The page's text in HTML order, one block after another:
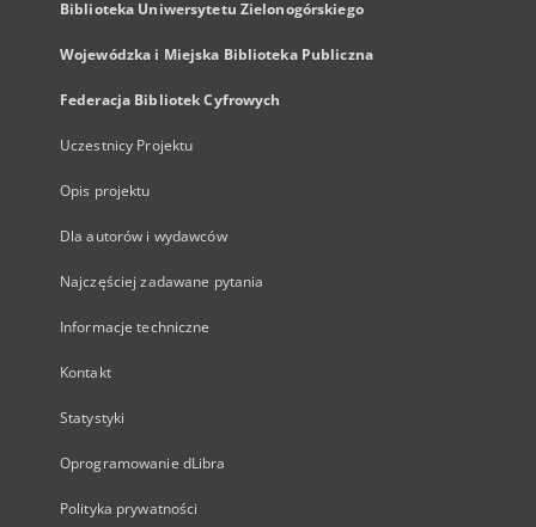
Biblioteka Uniwersytetu Zielonogórskiego
Wojewódzka i Miejska Biblioteka Publiczna
Federacja Bibliotek Cyfrowych
Uczestnicy Projektu
Opis projektu
Dla autorów i wydawców
Najczęściej zadawane pytania
Informacje techniczne
Kontakt
Statystyki
Oprogramowanie dLibra
Polityka prywatności